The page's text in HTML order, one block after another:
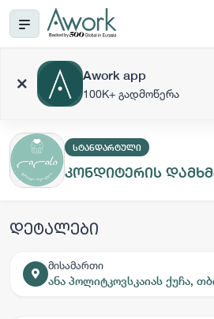
Awork app
100K+ გადმოწერა
ᲡᲢᲐᲜᲓᲐᲠᲢᲣᲚᲘ
კონდიტერის
დეტალები
მისამართი
ანა პოლიტკოვსკაიას ქუჩა,